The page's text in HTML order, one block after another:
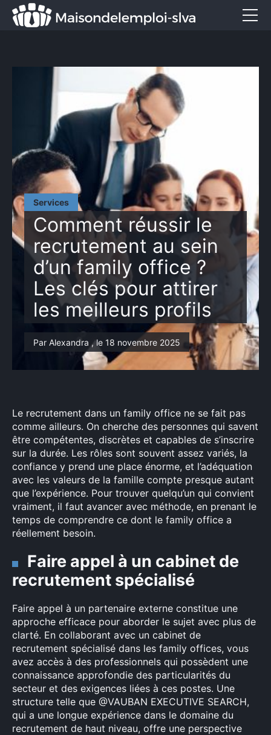
Services
Comment réussir le
recrutement au sein
d’un family office ?
Les clés pour attirer
les meilleurs profils
Par Alexandra , le 18 novembre 2025
Le recrutement dans un family office ne se fait pas
comme ailleurs. On cherche des personnes qui savent
être compétentes, discrètes et capables de s’inscrire
sur la durée. Les rôles sont souvent assez variés, la
confiance y prend une place énorme, et l’adéquation
avec les valeurs de la famille compte presque autant
que l’expérience. Pour trouver quelqu’un qui convient
vraiment, il faut avancer avec méthode, en prenant le
temps de comprendre ce dont le family office a
réellement besoin.
Faire appel à un cabinet de
recrutement spécialisé
Faire appel à un partenaire externe constitue une
approche efficace pour aborder le sujet avec plus de
clarté. En collaborant avec un cabinet de
recrutement spécialisé dans les family оffices, vous
avez accès à des professionnels qui possèdent une
connaissance approfondie des particularités du
secteur et des exigences liées à ces postes. Une
structure telle que @VAUBAN EXECUTIVE SEARCH,
qui a une longue expérience dans le domaine du
recrutement de haut niveau, offre une perspective
Formation
Marketing
Entreprise
Services
CONTACT